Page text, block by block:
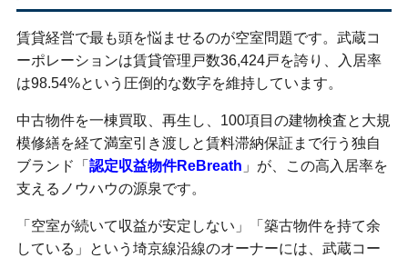
賃貸経営で最も頭を悩ませるのが空室問題です。武蔵コ
ーポレーションは賃貸管理戸数36,424戸を誇り、入居率
は98.54%という圧倒的な数字を維持しています。
中古物件を一棟買取、再生し、100項目の建物検査と大規
模修繕を経て満室引き渡しと賃料滞納保証まで行う独自
ブランド「 認定収益物件ReBreath 」が、この高入居率を
支えるノウハウの源泉です。
「空室が続いて収益が安定しない」「築古物件を持て余
している」という埼京線沿線のオーナーには、武蔵コー